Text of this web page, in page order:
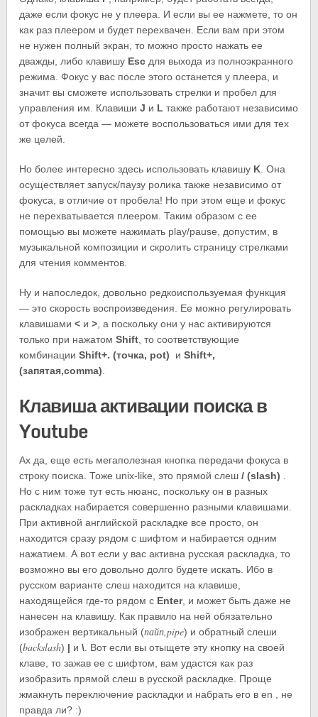
даже если фокус не у плеера. И если вы ее нажмете, то он
как раз плеером и будет перехвачен. Если вам при этом
не нужен полный экран, то можно просто нажать ее
дважды, либо клавишу Esc для выхода из полноэкранного
режима. Фокус у вас после этого останется у плеера, и
значит вы сможете использовать стрелки и пробел для
управления им. КлавишиJ и L также работают независимо
от фокуса всегда — можете воспользоваться ими для тех
же целей.
Но более интересно здесь использовать клавишу K. Она
осуществляет запуск/паузу ролика также независимо от
фокуса, в отличие от пробела! Но при этом еще и фокус
не перехватывается плеером. Таким образом с ее
помощью вы можете нажимать play/pause, допустим, в
музыкальной композиции и скролить страницу стрелками
для чтения комментов.
Ну и напоследок, довольно редкоиспользуемая функция
— это скорость воспроизведения. Ее можно регулировать
клавишами< и>, а поскольку они у нас активируются
только при нажатомShift, то соответствующие
комбинацииShift+. (точка, pot) иShift+,
(запятая,comma).
Клавиша активации поиска в
Youtube
Ах да, еще есть мегаполезная кнопка передачи фокуса в
строку поиска. Тоже unix-like, это прямой слеш/ (slash) .
Но с ним тоже тут есть нюанс, поскольку он в разных
раскладках набирается совершенно разными клавишами.
При активной английской раскладке все просто, он
находится сразу рядом с шифтом и набирается одним
нажатием. А вот если у вас активна русская раскладка, то
возможно вы его довольно долго будете искать. Ибо в
русском варианте слеш находится на клавише,
находящейся где-то рядом с Enter, и может быть даже не
нанесен на клавишу. Как правило на ней обязательно
изображен вертикальный (пайп,pipe) и обратный слеши
(backslash) | и\. Вот если вы отыщете эту кнопку на своей
клаве, то зажав ее с шифтом, вам удастся как раз
изобразить прямой слеш в русской раскладке. Проще
жмакнуть переключение раскладки и набрать его в en , не
правда ли? :)